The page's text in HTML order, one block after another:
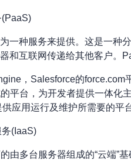
(PaaS)
一种服务来提供。这是一种
和互联网传递给其他客户。
，Salesforce的
平台，为开发者提供一体化
应用运行及维护所需要的平
(IaaS)
由多台服务器组成的“云端”